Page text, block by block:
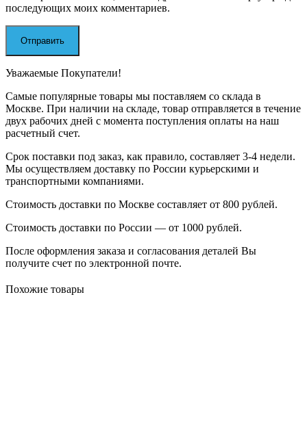
последующих моих комментариев.
Уважаемые Покупатели!
Самые популярные товары мы поставляем со склада в
Москве. При наличии на складе, товар отправляется в течение
двух рабочих дней с момента поступления оплаты на наш
расчетный счет.
Срок поставки под заказ, как правило, составляет 3-4 недели.
Мы осуществляем доставку по России курьерскими и
транспортными компаниями.
Стоимость доставки по Москве составляет от 800 рублей.
Стоимость доставки по России — от 1000 рублей.
После оформления заказа и согласования деталей Вы
получите счет по электронной почте.
Похожие товары